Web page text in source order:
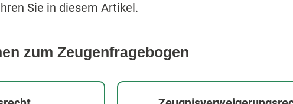
Sie in diesem Artikel.
zum Zeugenfragebogen